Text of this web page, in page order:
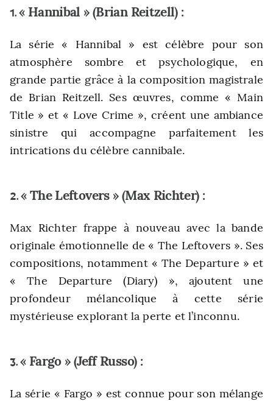
1.« Hannibal » (Brian Reitzell) :
La série « Hannibal » est célèbre pour son
atmosphère sombre et psychologique, en
grande partie grâce à la composition magistrale
de Brian Reitzell. Ses œuvres, comme « Main
Title » et « Love Crime », créent une ambiance
sinistre qui accompagne parfaitement les
intrications du célèbre cannibale.
2.« The Leftovers » (Max Richter) :
Max Richter frappe à nouveau avec la bande
originale émotionnelle de « The Leftovers ». Ses
compositions, notamment « The Departure » et
« The Departure (Diary) », ajoutent une
profondeur mélancolique à cette série
mystérieuse explorant la perte et l’inconnu.
3.« Fargo » (Jeff Russo) :
La série « Fargo » est connue pour son mélange